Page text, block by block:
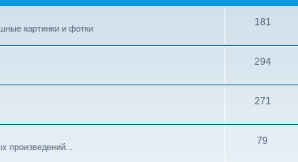
картинки и фотки
181
294
271
произведений...
79